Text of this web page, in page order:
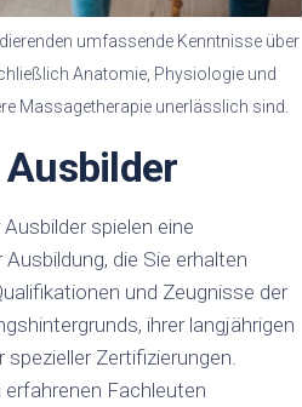
umfassende Kenntnisse über
Anatomie, Physiologie und
Massagetherapie unerlässlich sind.
spielen eine
die Sie erhalten
und Zeugnisse der
ihrer langjährigen
Zertifizierungen.
Fachleuten